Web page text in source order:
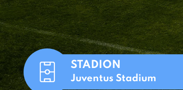
STADION
Juventus Stadium